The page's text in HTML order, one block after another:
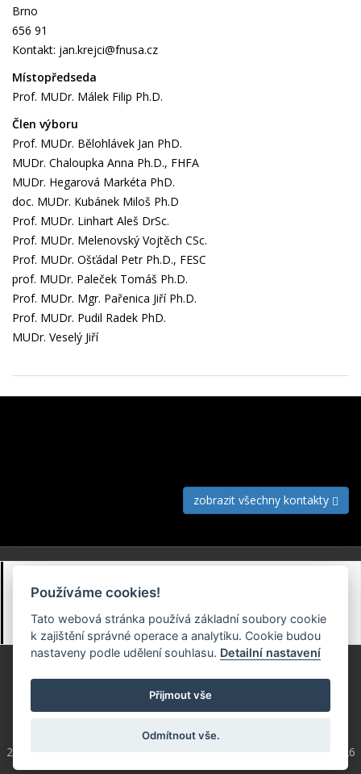
Brno
656 91
Kontakt: jan.krejci@fnusa.cz
Místopředseda
Prof. MUDr. Málek Filip Ph.D.
Člen výboru
Prof. MUDr. Bělohlávek Jan PhD.
MUDr. Chaloupka Anna Ph.D., FHFA
MUDr. Hegarová Markéta PhD.
doc. MUDr. Kubánek Miloš Ph.D
Prof. MUDr. Linhart Aleš DrSc.
Prof. MUDr. Melenovský Vojtěch CSc.
Prof. MUDr. Ošťádal Petr Ph.D., FESC
prof. MUDr. Paleček Tomáš Ph.D.
Prof. MUDr. Mgr. Pařenica Jiří Ph.D.
Prof. MUDr. Pudil Radek PhD.
MUDr. Veselý Jiří
zobrazit všechny kontakty
Zásady zpracování osobních údajů (GDPR)
Předvolby souborů cookie
2004 - 2026 © Copyright / programování a správa 2004 - 2026
Používáme cookies!
Tato webová stránka používá základní soubory cookie
k zajištění správné operace a analytiku. Cookie budou
nastaveny podle udělení souhlasu. Detailní nastavení
Přijmout vše
Odmítnout vše.